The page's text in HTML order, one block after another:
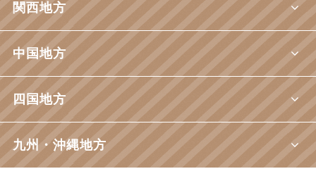
関西地方
中国地方
四国地方
九州・沖縄地方